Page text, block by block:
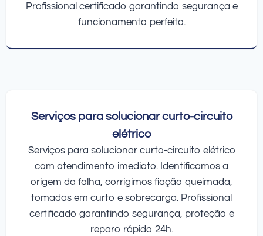
Profissional certificado garantindo segurança e
funcionamento perfeito.
Serviços para solucionar curto-circuito
elétrico
Serviços para solucionar curto-circuito elétrico
com atendimento imediato. Identificamos a
origem da falha, corrigimos fiação queimada,
tomadas em curto e sobrecarga. Profissional
certificado garantindo segurança, proteção e
reparo rápido 24h.